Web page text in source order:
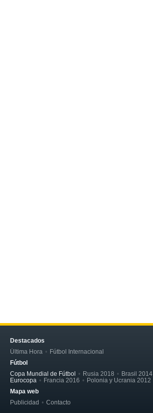
Destacados
Última Hora
Fútbol Internacional
Fútbol
Copa Mundial de Fútbol
Rusia 2018 Brasil 2014
Eurocopa
Francia 2016
Polonia y Ucrania 2012
Mapa web
Publicidad
Contacto